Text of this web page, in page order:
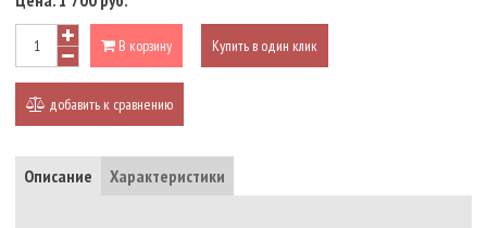
В корзину Купить в один клик
добавить к сравнению
Описание Характеристики